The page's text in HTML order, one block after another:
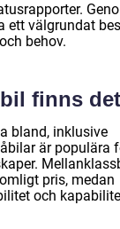
ett välgrundat
behov.
finns
bland, inklusive
är populära
pris, medan
och